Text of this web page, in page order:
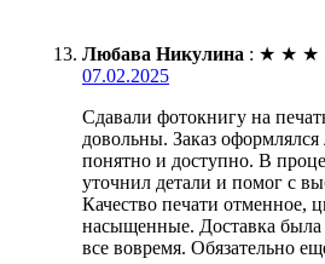
Любава Никулина : ★ ★ ★
07.02.2025
Сдавали фотокнигу на
довольны. Заказ оформлялся
понятно и доступно. В
уточнил детали и помог с
Качество печати отменное,
насыщенные. Доставка
все вовремя. Обязательно